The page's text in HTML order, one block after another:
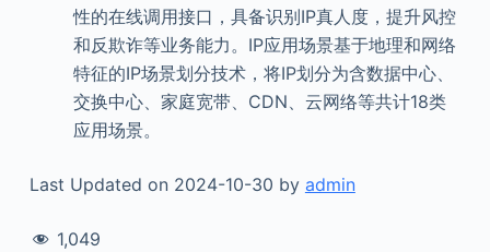
性的在线调用接口，具备识别IP真人度，提升风控
和反欺诈等业务能力。IP应用场景基于地理和网络
特征的IP场景划分技术，将IP划分为含数据中心、
交换中心、家庭宽带、CDN、云网络等共计18类
应用场景。
Last Updated on 2024-10-30 by admin
1,049